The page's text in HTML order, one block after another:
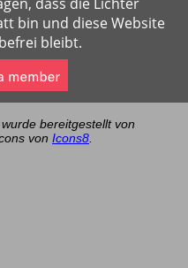
bin und diese Website
bleibt.
bereitgestellt von
von Icons8